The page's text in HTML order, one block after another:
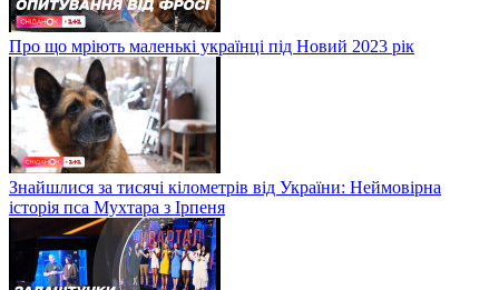
Про що мріють маленькі українці під Новий 2023 рік
Знайшлися за тисячі кілометрів від України: Неймовірна
історія пса Мухтара з Ірпеня